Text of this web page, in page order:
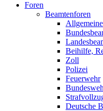
Foren
Beamtenforen
Beihilfe,
Zoll
Polizei
Feuerwehr
Deutsche